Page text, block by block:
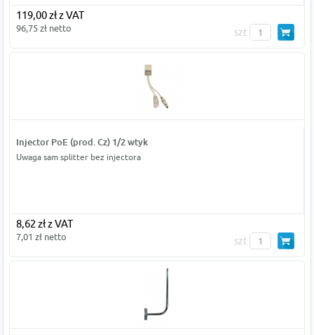
119,00 zł z VAT
96,75 zł netto szt
Injector PoE (prod. Cz) 1/2 wtyk
Uwaga sam splitter bez injectora
8,62 zł z VAT
7,01 zł netto szt